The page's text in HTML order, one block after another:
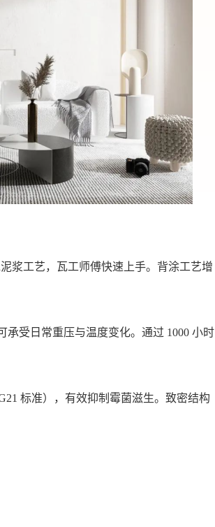
浆工艺，瓦工师傅快速上手。背涂工艺增
受日常重压与温度变化。通过 1000 小时
标准），有效抑制霉菌滋生。致密结构